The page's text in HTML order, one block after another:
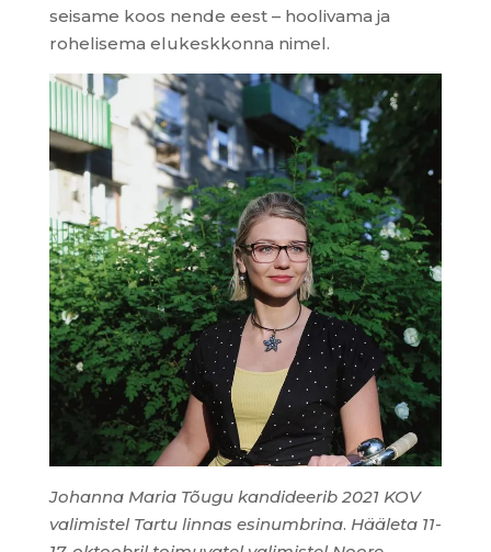
seisame koos nende eest – hoolivama ja
rohelisema elukeskkonna nimel.
Johanna Maria Tõugu kandideerib 2021 KOV
valimistel Tartu linnas esinumbrina. Hääleta 11-